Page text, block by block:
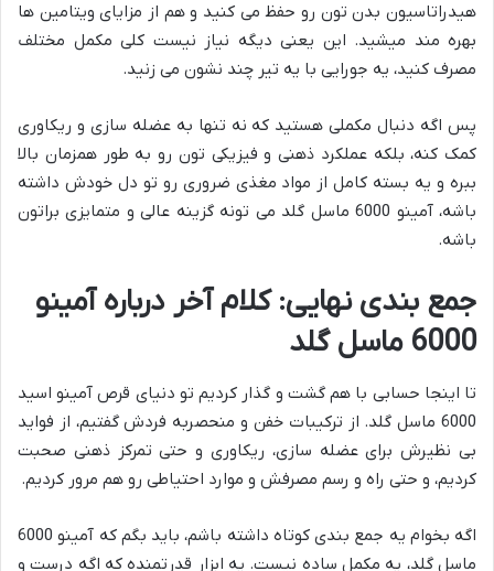
هیدراتاسیون بدن تون رو حفظ می کنید و هم از مزایای ویتامین ها
بهره مند میشید. این یعنی دیگه نیاز نیست کلی مکمل مختلف
مصرف کنید، یه جورایی با یه تیر چند نشون می زنید.
پس اگه دنبال مکملی هستید که نه تنها به عضله سازی و ریکاوری
کمک کنه، بلکه عملکرد ذهنی و فیزیکی تون رو به طور همزمان بالا
ببره و یه بسته کامل از مواد مغذی ضروری رو تو دل خودش داشته
باشه، آمینو 6000 ماسل گلد می تونه گزینه عالی و متمایزی براتون
باشه.
جمع بندی نهایی: کلام آخر درباره آمینو
6000 ماسل گلد
تا اینجا حسابی با هم گشت و گذار کردیم تو دنیای قرص آمینو اسید
6000 ماسل گلد. از ترکیبات خفن و منحصربه فردش گفتیم، از فواید
بی نظیرش برای عضله سازی، ریکاوری و حتی تمرکز ذهنی صحبت
کردیم، و حتی راه و رسم مصرفش و موارد احتیاطی رو هم مرور کردیم.
اگه بخوام یه جمع بندی کوتاه داشته باشم، باید بگم که آمینو 6000
ماسل گلد، یه مکمل ساده نیست. یه ابزار قدرتمنده که اگه درست و